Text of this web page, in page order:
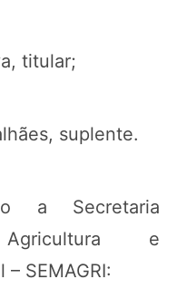
titular;
suplente.
a Secretaria
e
SEMAGRI: